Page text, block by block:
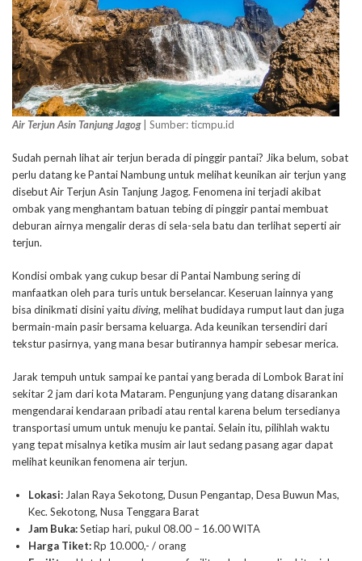
Air Terjun Asin Tanjung Jagog | Sumber: ticmpu.id
Sudah pernah lihat air terjun berada di pinggir pantai? Jika belum, sobat
perlu datang ke Pantai Nambung untuk melihat keunikan air terjun yang
disebut Air Terjun Asin Tanjung Jagog. Fenomena ini terjadi akibat
ombak yang menghantam batuan tebing di pinggir pantai membuat
deburan airnya mengalir deras di sela-sela batu dan terlihat seperti air
terjun.
Kondisi ombak yang cukup besar di Pantai Nambung sering di
manfaatkan oleh para turis untuk berselancar. Keseruan lainnya yang
bisa dinikmati disini yaitu diving, melihat budidaya rumput laut dan juga
bermain-main pasir bersama keluarga. Ada keunikan tersendiri dari
tekstur pasirnya, yang mana besar butirannya hampir sebesar merica.
Jarak tempuh untuk sampai ke pantai yang berada di Lombok Barat ini
sekitar 2 jam dari kota Mataram. Pengunjung yang datang disarankan
mengendarai kendaraan pribadi atau rental karena belum tersedianya
transportasi umum untuk menuju ke pantai. Selain itu, pilihlah waktu
yang tepat misalnya ketika musim air laut sedang pasang agar dapat
melihat keunikan fenomena air terjun.
Lokasi: Jalan Raya Sekotong, Dusun Pengantap, Desa Buwun Mas,
Kec. Sekotong, Nusa Tenggara Barat
Jam Buka:Setiap hari, pukul 08.00 – 16.00 WITA
Harga Tiket:Rp 10.000,- / orang